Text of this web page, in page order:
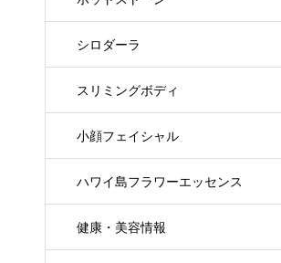
シロダーラ
スリミングボディ
小顔フェイシャル
ハワイ島フラワーエッセンス
健康・美容情報